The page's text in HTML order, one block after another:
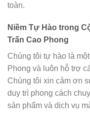
toàn.
Niềm Tự Hào trong
Trấn Cao Phong
Chúng tôi tự hào là
Phong và luôn hỗ trợ
Chúng tôi xin cảm ơn
duy trì phong cách
sản phẩm và dịch vụ